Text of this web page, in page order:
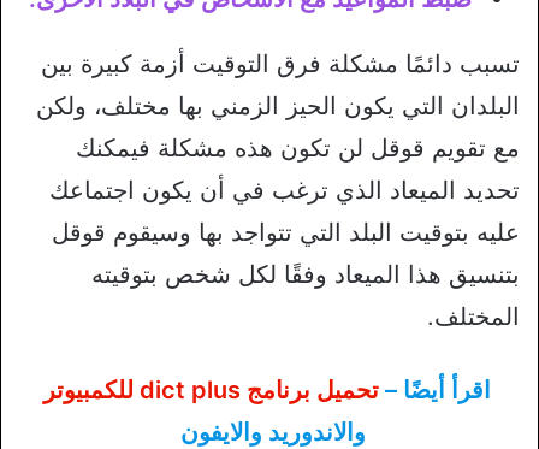
تسبب دائمًا مشكلة فرق التوقيت أزمة كبيرة بين
البلدان التي يكون الحيز الزمني بها مختلف، ولكن
مع تقويم قوقل لن تكون هذه مشكلة فيمكنك
تحديد الميعاد الذي ترغب في أن يكون اجتماعك
عليه بتوقيت البلد التي تتواجد بها وسيقوم قوقل
بتنسيق هذا الميعاد وفقًا لكل شخص بتوقيته
المختلف.
اقرأ أيضًا –تحميل برنامج dict plus للكمبيوتر
والاندوريد والايفون